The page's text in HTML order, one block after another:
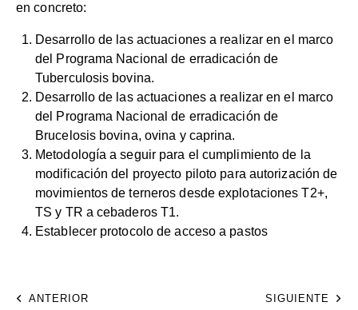
en concreto:
Desarrollo de las actuaciones a realizar en el marco
del Programa Nacional de erradicación de
Tuberculosis bovina.
Desarrollo de las actuaciones a realizar en el marco
del Programa Nacional de erradicación de
Brucelosis bovina, ovina y caprina.
Metodología a seguir para el cumplimiento de la
modificación del proyecto piloto para autorización de
movimientos de terneros desde explotaciones T2+,
TS y TR a cebaderos T1.
Establecer protocolo de acceso a pastos
ANTERIOR SIGUIENTE